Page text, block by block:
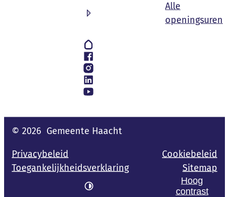
Alle
openingsuren
Volg ons op
© 2026 Gemeente Haacht
Privacybeleid
Cookiebeleid
Toegankelijkheidsverklaring
Sitemap
Hoog
contrast